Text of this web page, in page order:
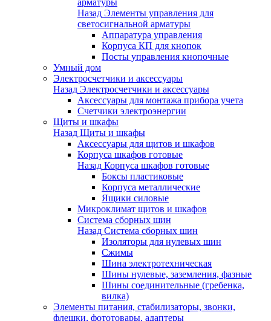
арматуры
Назад Элементы управления для
светосигнальной арматуры
Аппаратура управления
Корпуса КП для кнопок
Посты управления кнопочные
Умный дом
Электросчетчики и аксессуары
Назад Электросчетчики и аксессуары
Аксессуары для монтажа прибора учета
Счетчики электроэнергии
Щиты и шкафы
Назад Щиты и шкафы
Аксессуары для щитов и шкафов
Корпуса шкафов готовые
Назад Корпуса шкафов готовые
Боксы пластиковые
Корпуса металлические
Ящики силовые
Микроклимат щитов и шкафов
Система сборных шин
Назад Система сборных шин
Изоляторы для нулевых шин
Сжимы
Шина электротехническая
Шины нулевые, заземления, фазные
Шины соединительные (гребенка,
вилка)
Элементы питания, стабилизаторы, звонки,
флешки, фототовары, адаптеры